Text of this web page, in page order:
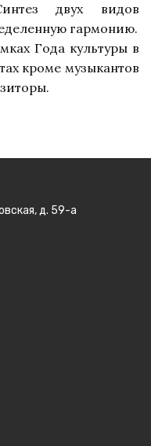
двух видов
гармонию.
Года культуры в
кроме музыкантов
д. 59-а